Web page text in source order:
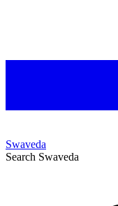
Swaveda
Search Swaveda